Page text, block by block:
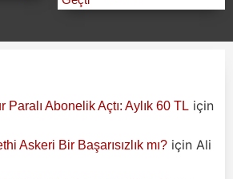
Paralı Abonelik Açtı: Aylık 60 TL için
Askeri Bir Başarısızlık mı? için Ali